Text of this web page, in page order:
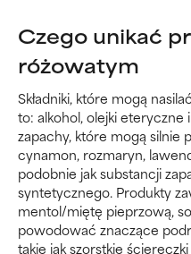
Czego unikać
różowatym
Składniki, które mogą
to: alkohol, olejki eteryczne
zapachy, które mogą silnie
cynamon, rozmaryn,
podobnie jak substancji
syntetycznego. Produkty
mentol/miętę pieprzową,
powodować znaczące
takie jak szorstkie